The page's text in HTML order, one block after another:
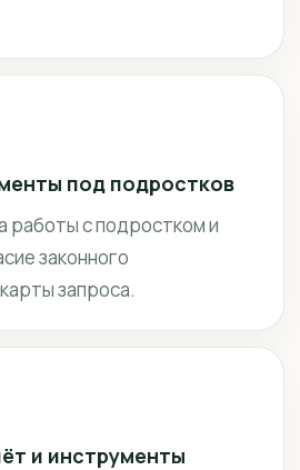
под подростков
работы с подростком и
законного
запроса.
и инструменты